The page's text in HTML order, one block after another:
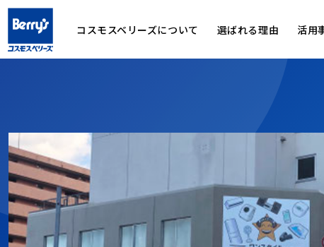
コスモスベリーズについて 選ばれる理由 活用